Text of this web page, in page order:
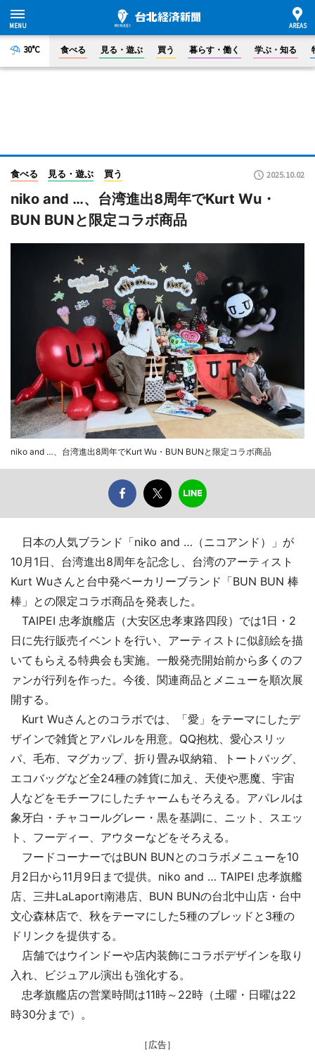
30°C 食べる 見る・遊ぶ 買う 暮らす・働く 学ぶ・知る
食べる 見る・遊ぶ 買う 2025.10.02
niko and …、台湾進出8周年でKurt Wu・
BUN BUNと限定コラボ商品
niko and …、台湾進出8周年でKurt Wu・BUN BUNと限定コラボ商品
日本の人気ブランド「niko and …（ニコアンド）」が
10月1日、台湾進出8周年を記念し、台湾のアーティスト
Kurt Wuさんと台中発ベーカリーブランド「BUN BUN 棒
棒」との限定コラボ商品を発表した。
TAIPEI 忠孝旗艦店（大安区忠孝東路四段）では1日・2
日に先行販売イベントを行い、アーティストに似顔絵を描
いてもらえる特典会も実施。一般発売開始前から多くのフ
ァンが行列を作った。今後、関連商品とメニューを順次展
開する。
Kurt Wuさんとのコラボでは、「愛」をテーマにしたデ
ザインで雑貨とアパレルを用意。QQ抱枕、愛心スリッ
パ、毛布、マグカップ、折り畳み収納箱、トートバッグ、
エコバッグなど全24種の雑貨に加え、天使や悪魔、宇宙
人などをモチーフにしたチャームもそろえる。アパレルは
象牙白・チャコールグレー・黒を基調に、ニット、スエッ
ト、フーディー、アウターなどをそろえる。
フードコーナーではBUN BUNとのコラボメニューを10
月2日から11月9日まで提供。niko and … TAIPEI 忠孝旗艦
店、三井LaLaport南港店、BUN BUNの台北中山店・台中
文心森林店で、秋をテーマにした5種のブレッドと3種の
ドリンクを提供する。
店舗ではウインドーや店内装飾にコラボデザインを取り
入れ、ビジュアル演出も強化する。
忠孝旗艦店の営業時間は11時～22時（土曜・日曜は22
時30分まで）。
［広告］